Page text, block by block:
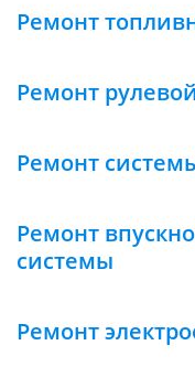
Ремонт
Ремонт
Ремонт
Ремонт
системы
Ремонт